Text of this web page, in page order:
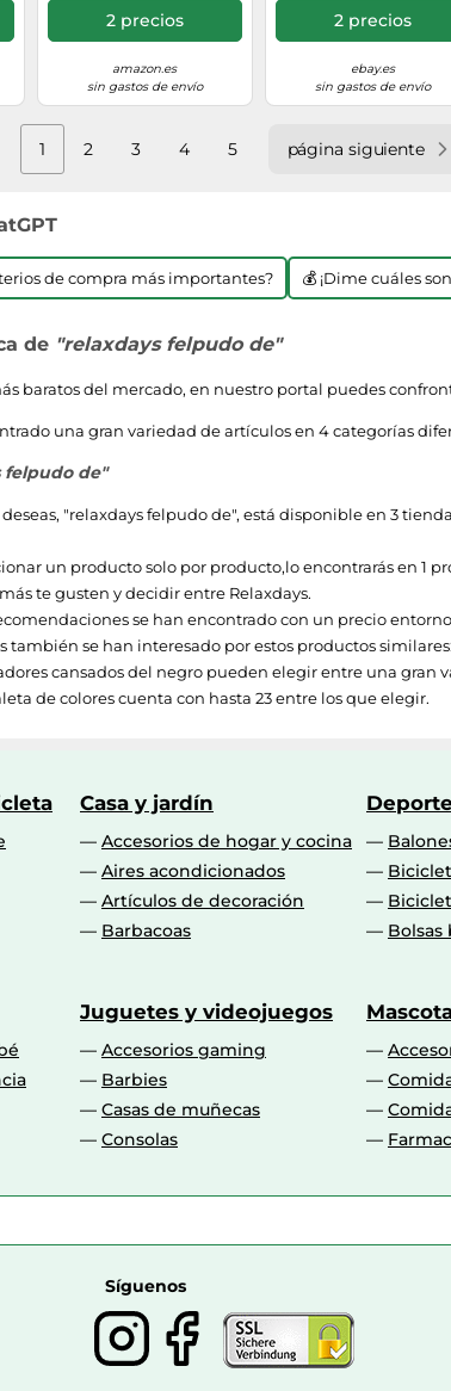
Interior/Exterior,
Multicolor
2 precios
amazon.es
sin gastos de envío
Natural/Blanco
2 precios
ebay.es
sin gastos de envío
1 2 3 4 5 página siguiente
de compra más importantes? 💰 ¡Dime cuáles
de "relaxdays felpudo de"
baratos del mercado, en nuestro portal puedes
una gran variedad de artículos en 4 categorías
felpudo de"
"relaxdays felpudo de", está disponible en 3
un producto solo por producto,lo encontrarás en 1
te gusten y decidir entre Relaxdays.
se han encontrado con un precio
también se han interesado por estos productos
cansados del negro pueden elegir entre una gran
de colores cuenta con hasta 23 entre los que elegir.
Casa y jardín
Accesorios de hogar y cocina
Aires acondicionados
Artículos de decoración
Barbacoas
Bolsas
Juguetes y videojuegos
Accesorios gaming
Barbies
Casas de muñecas
Consolas
Síguenos